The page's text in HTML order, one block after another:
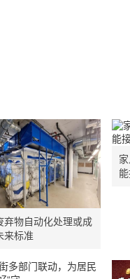
弃物自动化处理或成
来标准